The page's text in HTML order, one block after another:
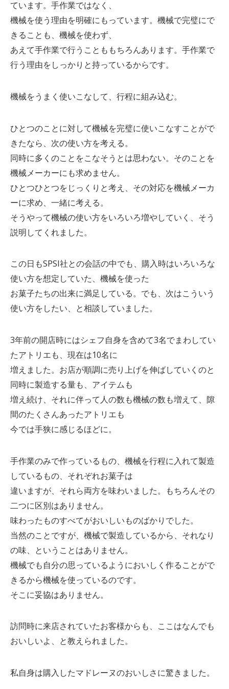
ています。手作業ではなく、
機械を使う理由を明確にもっています。機械で完璧にで
きることも、機械を使わず、
あえて手作業で行うことももちろんあります。手作業で
行う理由をしっかりと持っているからです。
機械をうまく使いこなして、行程に組み込む。
ひとつのことに対して機械を完璧に使いこなすことがで
きたなら、次の使い方を考える。
同時に多くのことをこなそうとは思わない。そのことを
機械メーカーにも求めません。
ひとつひとつをじっくりと考え、その対応を機械メーカ
ーに求め、一緒に考える。
そうやって機械の使い方をいろいろ増やしていく、そう
説明してくれました。
この日もSPSI社との会話の中でも、購入時はいろいろな
使い方を想定していた、機械を使った
お菓子たちの出来に満足している。でも、次はこういう
使い方をしたい、と相談していました。
3年前の開店時にはシェフ自身を含めて3名でまわしてい
たアトリエも、現在は10名に
増えました。お店が順調に売り上げを伸ばしていくのと
同時に製造する量も、アイテムも
増え続け、それに伴って人の数も機械の数も増えて、隙
間のたくさんあったアトリエも
今では手狭に感じるほどに。
手作業のみで作っているもの、機械を行程に入れて製造
しているもの、それぞれお菓子は
違いますが、それら両方を味わいました。もちろんその
二つに区別はありません。
味わったものすべてがおいしいものばかりでした。
当然のことですが、機械で製造しているから、それなり
の味、ということはありません。
機械でも自分の思っているようにおいしく作ることがで
きるから機械を使っているのです。
そこに妥協はありません。
訪問時に来店されていたお客様からも、ここはなんでも
おいしいよ、と教えられました。
私自身は購入したマドレーヌのおいしさに驚きました。